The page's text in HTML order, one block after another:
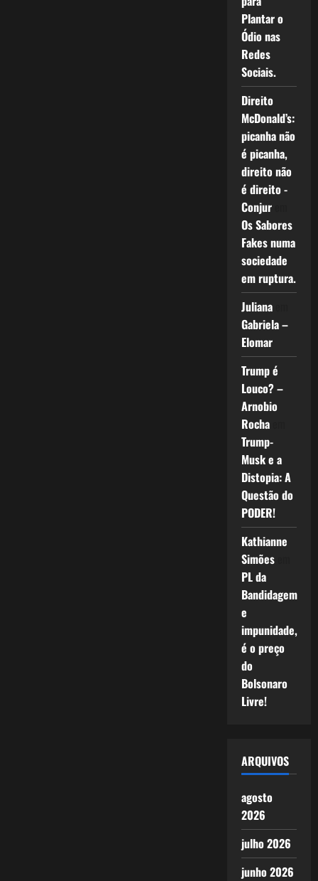
Plantar o
Ódio nas
Redes
Sociais.
Direito
McDonald’s:
picanha não
é picanha,
direito não
é direito -
Conjurem
Os Sabores
Fakes numa
sociedade
em ruptura.
Julianaem
Gabriela –
Elomar
Trump é
Louco? –
Arnobio
Rochaem
Trump-
Musk e a
Distopia: A
Questão do
PODER!
Kathianne
Simõesem
PL da
Bandidagem
e
impunidade,
é o preço
do
Bolsonaro
Livre!
ARQUIVOS
agosto
2026
julho 2026
junho 2026